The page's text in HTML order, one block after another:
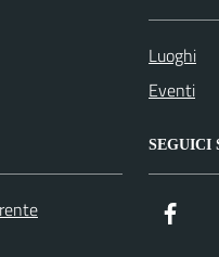
Luoghi
Eventi
SEGUICI